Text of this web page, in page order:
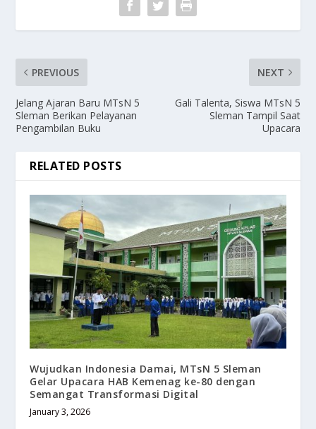
PREVIOUS
Jelang Ajaran Baru MTsN 5
Sleman Berikan Pelayanan
Pengambilan Buku
NEXT
Gali Talenta, Siswa MTsN 5
Sleman Tampil Saat
Upacara
RELATED POSTS
Wujudkan Indonesia Damai, MTsN 5 Sleman
Gelar Upacara HAB Kemenag ke-80 dengan
Semangat Transformasi Digital
January 3, 2026